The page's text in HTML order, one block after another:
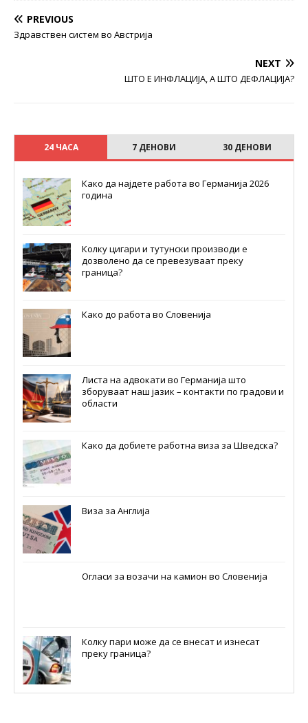
PREVIOUS
Здравствен систем во Австрија
NEXT
ШТО Е ИНФЛАЦИЈА, А ШТО ДЕФЛАЦИЈА?
24 ЧАСА 7 ДЕНОВИ 30 ДЕНОВИ
Како да најдете работа во Германија 2026
година
Колку цигари и тутунски производи е
дозволено да се превезуваат преку
граница?
Како до работа во Словенија
Листа на адвокати во Германија што
зборуваат наш јазик – контакти по градови и
области
Како да добиете работна виза за Шведска?
Виза за Англија
Огласи за возачи на камион во Словенија
Колку пари може да се внесат и изнесат
преку граница?